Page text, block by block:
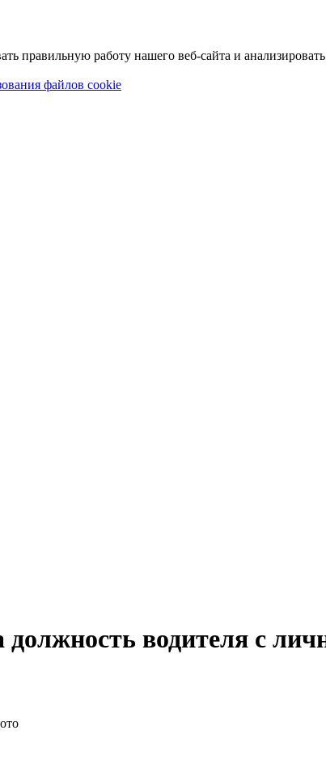
правильную работу нашего веб-сайта и
файлов cookie
должность водителя с